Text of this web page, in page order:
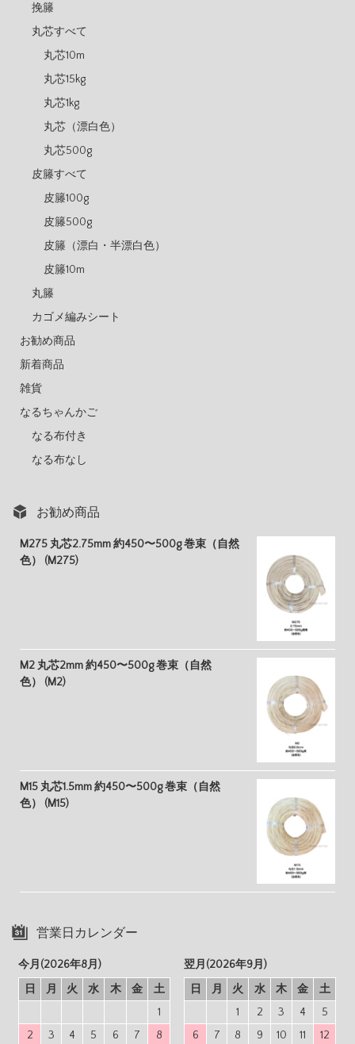
挽籐
丸芯すべて
丸芯10m
丸芯15kg
丸芯1kg
丸芯（漂白色）
丸芯500g
皮籐すべて
皮籐100g
皮籐500g
皮籐（漂白・半漂白色）
皮籐10m
丸籐
カゴメ編みシート
お勧め商品
新着商品
雑貨
なるちゃんかご
なる布付き
なる布なし
お勧め商品
M275 丸芯2.75mm 約450〜500g 巻束（自然
色） (M275)
M2 丸芯2mm 約450〜500g 巻束（自然
色） (M2)
M15 丸芯1.5mm 約450〜500g 巻束（自然
色） (M15)
営業日カレンダー
今月(2026年8月)
日
月 火 水 木 金
土
1
2
3 4 5 6 7 8
翌月(2026年9月)
日
月 火 水 木 金
土
1
2 3 4
5
6
7 8 9 10 11 12